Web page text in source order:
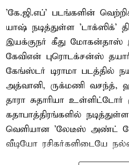
'கே.ஜி.எப்' படங்களின்
யாஷ் நடித்துள்ள 'டாக்ஸிக்'
இயக்குநர் கீது மோகன்தாஸ்
கேவிஎன் புரொடக்சன்ஸ்
கேங்ஸ்டர் டிராமா படத்தில்
அத்வானி, ருக்மணி வசந்த்,
தாரா சுதாரியா உள்ளிட்டோர்
கதாபாத்திரங்களில்
வெளியான 'லேடீஸ் அண்ட்
வீடியோ ரசிகர்களிடையே